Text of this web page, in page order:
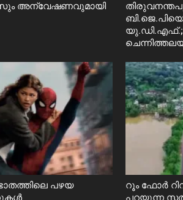
അന്വേഷണവുമായി
യു.ഡി.എഫ്.;
പഴയ
റൂം ഫോർ
പറയുന്ന